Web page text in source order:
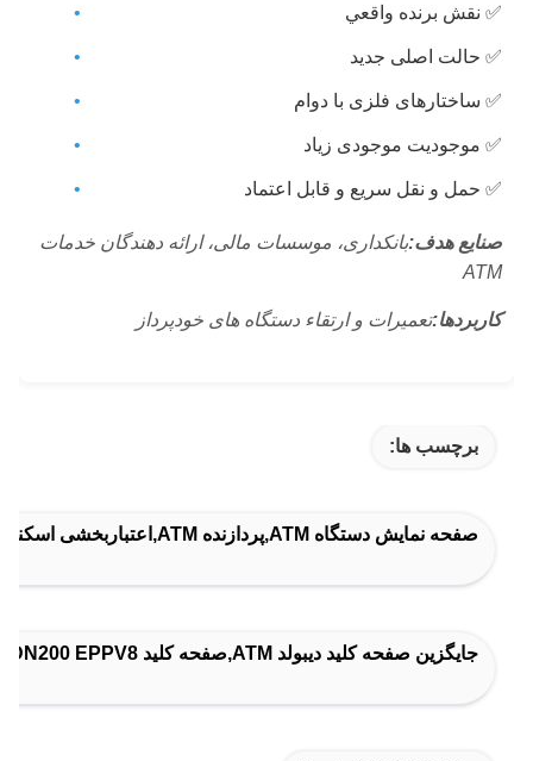
✅ نقش برنده واقعي
✅ حالت اصلی جدید
✅ ساختارهای فلزی با دوام
✅ موجودیت موجودی زیاد
✅ حمل و نقل سریع و قابل اعتماد
صنایع هدف:بانکداری، موسسات مالی، ارائه دهندگان خدمات
ATM
کاربردها:تعمیرات و ارتقاء دستگاه های خودپرداز
برچسب ها:
صفحه نمایش دستگاه ATM,پردازنده ATM,اعتباربخشی اسکناس
جایگزین صفحه کلید دیبولد ATM,صفحه کلید DN200 EPPV8,ديبولد نيکسدورف ATM Keypad